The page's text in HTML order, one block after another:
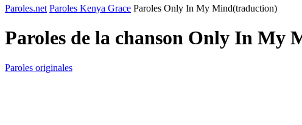
Paroles.net Paroles Kenya Grace Paroles Only In My Mind(traduction)
Paroles de la chanson Only In My
Paroles originales